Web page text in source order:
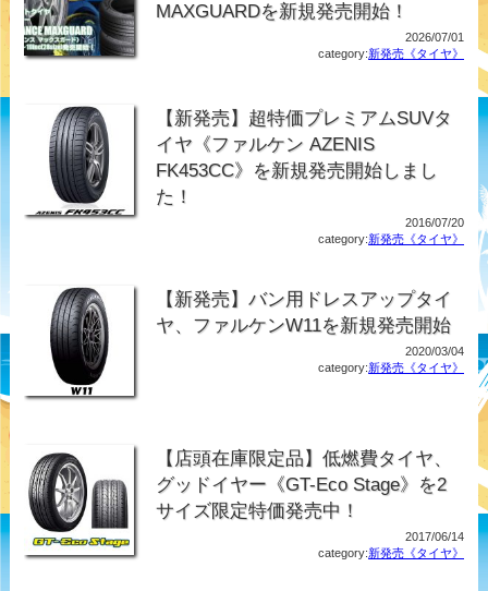
MAXGUARDを新規発売開始！
2026/07/01
category:新発売《タイヤ》
【新発売】超特価プレミアムSUVタ
イヤ《ファルケン AZENIS
FK453CC》を新規発売開始しまし
た！
2016/07/20
category:新発売《タイヤ》
【新発売】バン用ドレスアップタイ
ヤ、ファルケンW11を新規発売開始
2020/03/04
category:新発売《タイヤ》
【店頭在庫限定品】低燃費タイヤ、
グッドイヤー《GT-Eco Stage》を2
サイズ限定特価発売中！
2017/06/14
category:新発売《タイヤ》